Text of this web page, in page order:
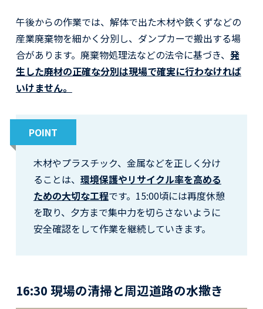
午後からの作業では、解体で出た木材や鉄くずなどの
産業廃棄物を細かく分別し、ダンプカーで搬出する場
合があります。廃棄物処理法などの法令に基づき、 発
生した廃材の正確な分別は現場で確実に行わなければ
いけません。
POINT
木材やプラスチック、金属などを正しく分け
ることは、 環境保護やリサイクル率を高める
ための大切な工程です。15:00頃には再度休憩
を取り、夕方まで集中力を切らさないように
安全確認をして作業を継続していきます。
16:30 現場の清掃と周辺道路の水撒き